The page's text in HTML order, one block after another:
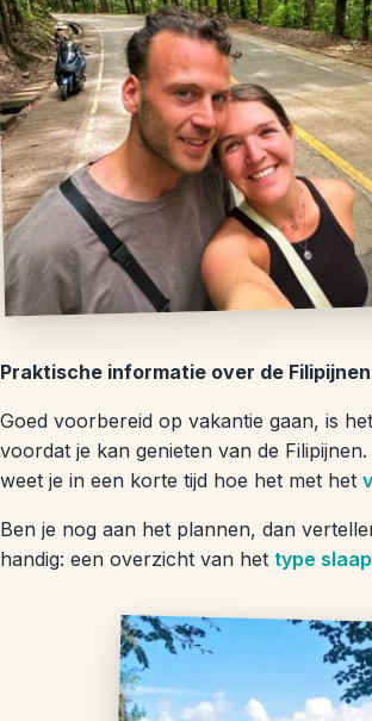
Praktische informatie over de Filipijnen
Goed voorbereid op vakantie gaan, is
voordat je kan genieten van de
weet je in een korte tijd hoe het met het
Ben je nog aan het plannen, dan
handig: een overzicht van het type